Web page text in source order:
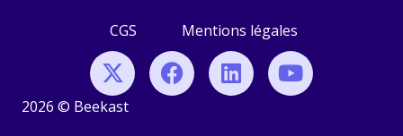
2026 © Beekast
CGS Mentions légales